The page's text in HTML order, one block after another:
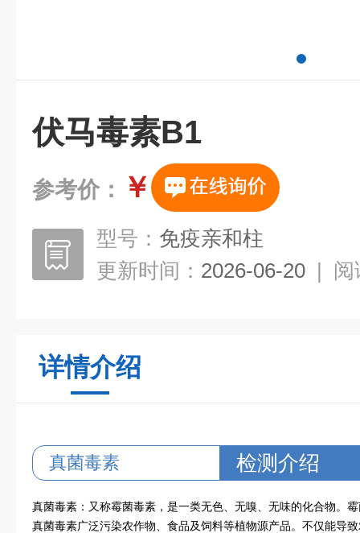
伏马毒素B1
参考价： ￥
型号： 免疫亲和柱
更新时间： 2026-06-20 | 阅
详情介绍
真菌毒素 检测介绍
真菌毒素：又称霉菌毒素，是一类无色、无嗅、无味的化合物。
真菌毒素广泛污染农作物、食品及饲料等植物源产品。不仅能导